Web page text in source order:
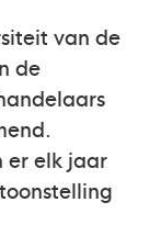
van de
de
er elk jaar